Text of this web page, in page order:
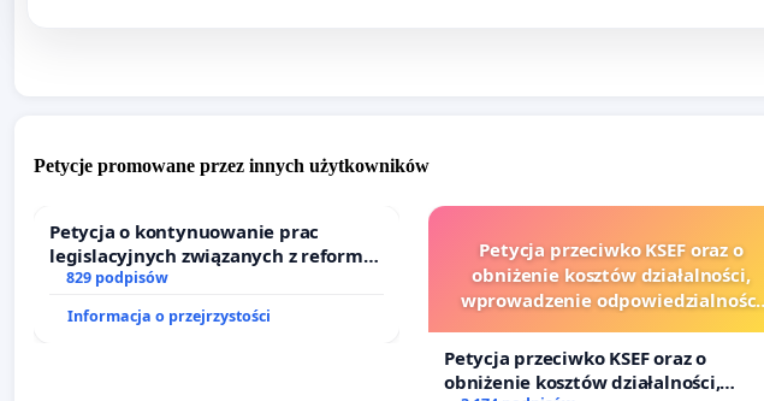
Petycje promowane przez innych użytkowników
Petycja o kontynuowanie prac
legislacyjnych związanych z reformą
prawa rodzinnego
829 podpisów
Informacja o przejrzystości
Petycja przeciwko KSEF oraz o
obniżenie kosztów działalności,
wprowadzenie odpowiedzialności
sędziów
Petycja przeciwko KSEF oraz o
obniżenie kosztów działalności,